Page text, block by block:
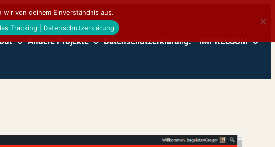
Andere Projekte Datenschutzerklärung: IMPRESSUM
von deinem Einverständnis aus.
Tracking | Datenschutzerklärung